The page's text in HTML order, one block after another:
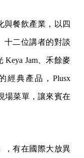
與餐飲產業，以四
十二位講者的對談
Jam、禾餘麥
經典產品，Plusx
場菜單，讓來賓在
，有在國際大放異